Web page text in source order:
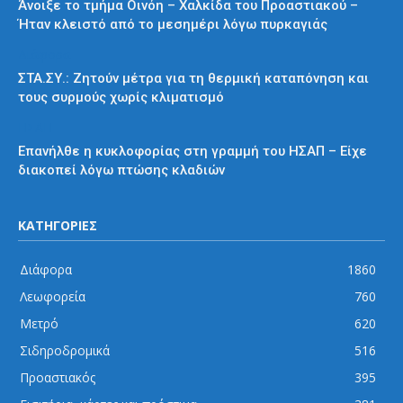
Άνοιξε το τμήμα Οινόη – Χαλκίδα του Προαστιακού –
Ήταν κλειστό από το μεσημέρι λόγω πυρκαγιάς
ΣΤΑ.ΣΥ.: Ζητούν μέτρα για τη θερμική καταπόνηση και
τους συρμούς χωρίς κλιματισμό
Επανήλθε η κυκλοφορίας στη γραμμή του ΗΣΑΠ – Είχε
διακοπεί λόγω πτώσης κλαδιών
ΚΑΤΗΓΟΡΙΕΣ
Διάφορα
1860
Λεωφορεία
760
Μετρό
620
Σιδηροδρομικά
516
Προαστιακός
395